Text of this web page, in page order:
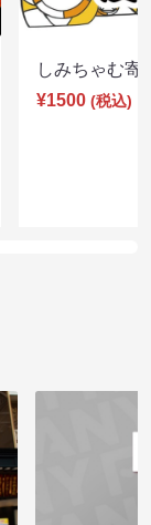
しみちゃむ
¥1500 (税込)